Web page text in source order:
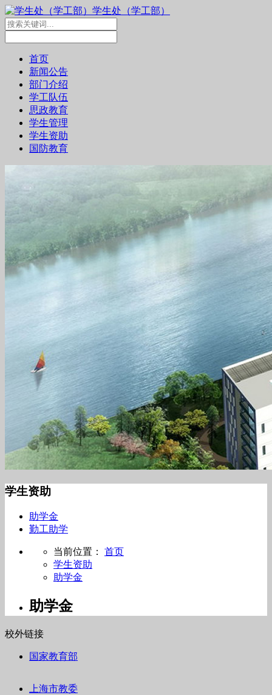
学生处（学工部）
首页
新闻公告
部门介绍
学工队伍
思政教育
学生管理
学生资助
国防教育
学生资助
助学金
勤工助学
当前位置： 首页
学生资助
助学金
助学金
校外链接
国家教育部
上海市教委